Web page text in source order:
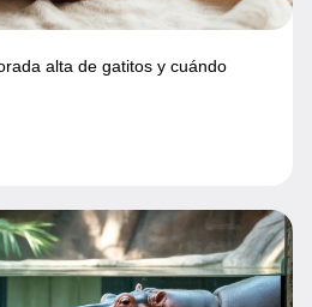
alta de gatitos y cuándo